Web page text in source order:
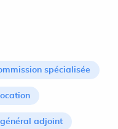
spécialisée
adjoint